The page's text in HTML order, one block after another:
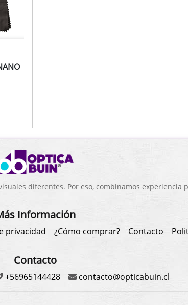
diferentes. Por eso, combinamos experiencia
Información
privacidad ¿Cómo comprar? Contacto
Contacto
+56965144428 contacto@opticabuin.cl